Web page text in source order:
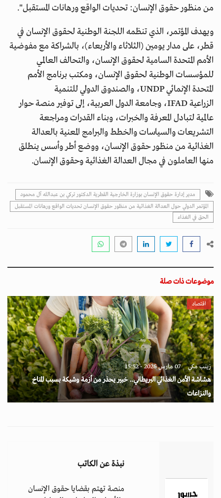
من منظور حقوق الإنسان: تحديات الواقع ورهانات المستقبل".
ويهدف المؤتمر، الذي تنظمه اللجنة الوطنية لحقوق الإنسان في
قطر، على مدار يومين (الثلاثاء والأربعاء)، بالشراكة مع مفوضية
الأمم المتحدة السامية لحقوق الإنسان، والتحالف العالمي
للمؤسسات الوطنية لحقوق الإنسان، ومكتب برنامج الأمم
المتحدة الإنمائي UNDP، والصندوق الدولي للتنمية
الزراعية IFAD، وجامعة الدول العربية، إلى توفير منصة حوار
عالمية لتبادل المعرفة والخبرات، وبناء القدرات ومراجعة
التشريعات والسياسات والخطط والبرامج المعنية بالعدالة
الغذائية من منظور حقوق الإنسان، ووضع أطر وأسس ينطلق
منها العاملون في مجال العدالة الغذائية وحقوق الإنسان.
مدير إدارة حقوق الإنسان بوزارة الخارجية القطرية الدكتور تركي بن عبدالله آل محمود
المؤتمر الدولي حول العدالة الغذائية من منظور حقوق الإنسان تحديات الواقع ورهانات المستقبل
الحق في الغذاء
موضوعات ذات صلة
اقتصاد
زينب مكي 07 مارس 2026 - 15:52
هشاشة الأمن الغذائي البريطاني.. خبير يحذر من أزمة وشيكة بسبب المناخ
والنزاعات
نبذة عن الكاتب
منصة تهتم بقضايا حقوق الإنسان